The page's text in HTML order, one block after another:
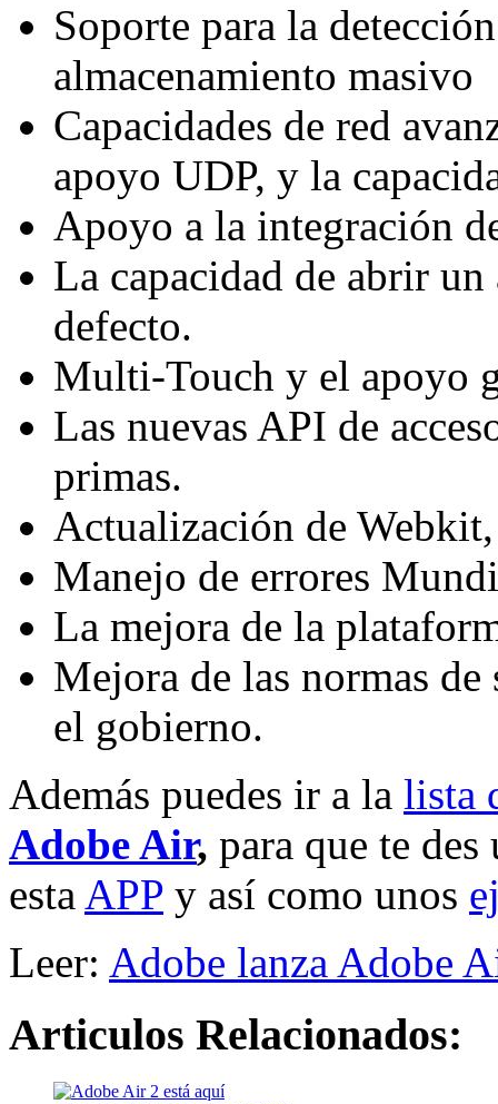
Soporte para la
almacenamiento masivo
Capacidades de red
apoyo UDP, y la
Apoyo a la integración
La capacidad de abrir
defecto.
Multi-Touch y el apoyo
Las nuevas API de
primas.
Actualización de
Manejo de errores
La mejora de la
Mejora de las normas
el gobierno.
Además puedes ir a la lista
Adobe Air, para que te
esta APP y así como unos
Leer: Adobe lanza Adobe
Articulos Relacionados: